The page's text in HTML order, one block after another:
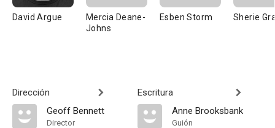
David Argue
Mercia Deane-
Johns
Esben Storm Sherie
Dirección
Geoff Bennett
Director
Escritura
Anne Brooksbank
Guión